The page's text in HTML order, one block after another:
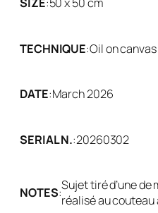
SIZE:50 x 50 cm
TECHNIQUE:Oil on canvas
DATE:March 2026
SERIAL N.:20260302
NOTES:Sujet tiré d’une
réalisé au couteau